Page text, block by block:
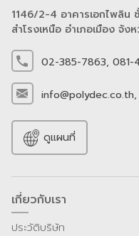
1146/2-4 อาคารเอกไพลิ
สำโรงเหนือ อำเภอเมือง จั
02-385-7863, 081-
info@polydec.co.th,
ดูแผนที่
เกี่ยวกับเรา
ประวัติบริษัท